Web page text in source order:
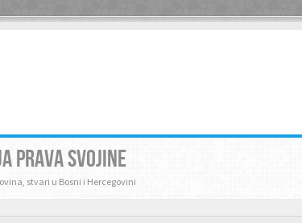
PRAVA SVOJINE
stvari u Bosni i Hercegovini